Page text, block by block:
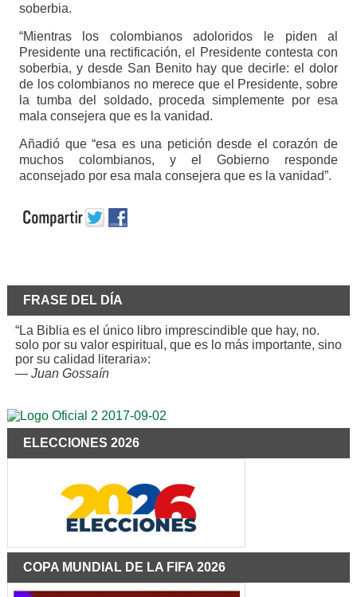
soberbia.
“Mientras los colombianos adoloridos le piden al
Presidente una rectificación, el Presidente contesta con
soberbia, y desde San Benito hay que decirle: el dolor
de los colombianos no merece que el Presidente, sobre
la tumba del soldado, proceda simplemente por esa
mala consejera que es la vanidad.
Añadió que “esa es una petición desde el corazón de
muchos colombianos, y el Gobierno responde
aconsejado por esa mala consejera que es la vanidad”.
FRASE DEL DÍA
“La Biblia es el único libro imprescindible que hay, no.
solo por su valor espiritual, que es lo más importante, sino
por su calidad literaria»:
— Juan Gossaín
ELECCIONES 2026
COPA MUNDIAL DE LA FIFA 2026